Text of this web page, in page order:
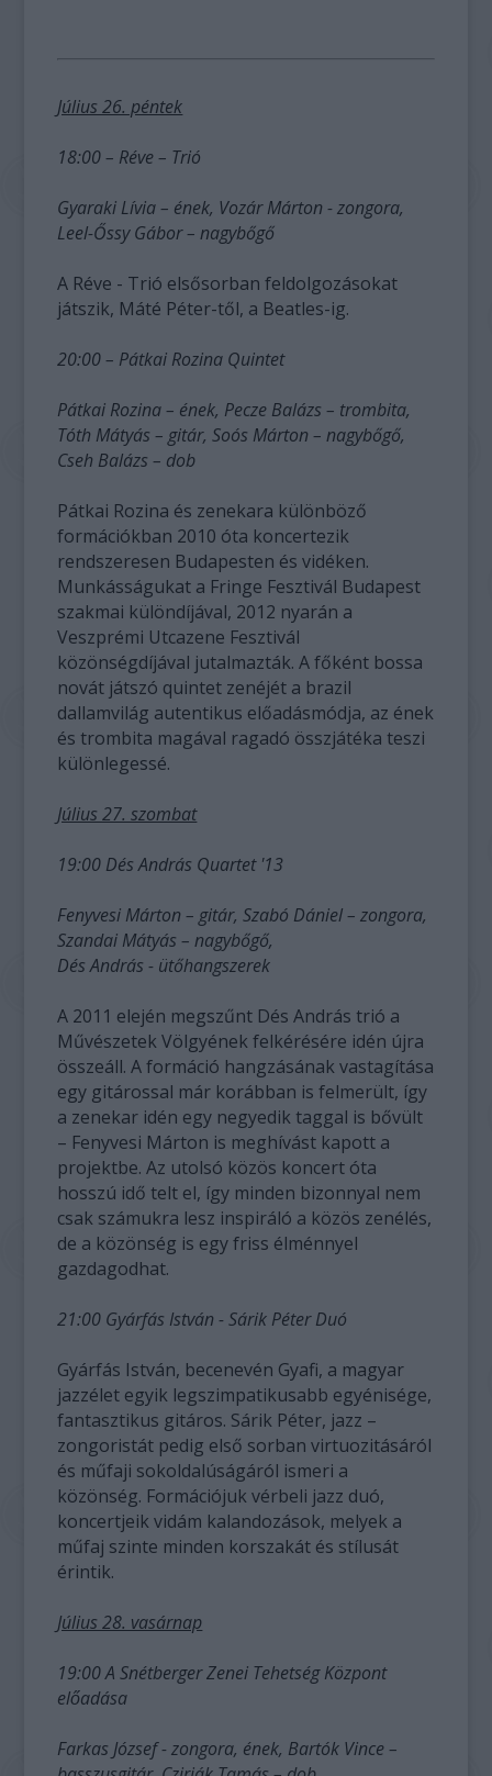
Július 26. péntek
18:00 – Réve – Trió
Gyaraki Lívia – ének, Vozár Márton - zongora,
Leel-Őssy Gábor – nagybőgő
A Réve - Trió elsősorban feldolgozásokat
játszik, Máté Péter-től, a Beatles-ig.
20:00 – Pátkai Rozina Quintet
Pátkai Rozina – ének, Pecze Balázs – trombita,
Tóth Mátyás – gitár, Soós Márton – nagybőgő,
Cseh Balázs – dob
Pátkai Rozina és zenekara különböző
formációkban 2010 óta koncertezik
rendszeresen Budapesten és vidéken.
Munkásságukat a Fringe Fesztivál Budapest
szakmai különdíjával, 2012 nyarán a
Veszprémi Utcazene Fesztivál
közönségdíjával jutalmazták. A főként bossa
novát játszó quintet zenéjét a brazil
dallamvilág autentikus előadásmódja, az ének
és trombita magával ragadó összjátéka teszi
különlegessé.
Július 27. szombat
19:00 Dés András Quartet '13
Fenyvesi Márton – gitár, Szabó Dániel – zongora,
Szandai Mátyás – nagybőgő,
Dés András - ütőhangszerek
A 2011 elején megszűnt Dés András trió a
Művészetek Völgyének felkérésére idén újra
összeáll. A formáció hangzásának vastagítása
egy gitárossal már korábban is felmerült, így
a zenekar idén egy negyedik taggal is bővült
– Fenyvesi Márton is meghívást kapott a
projektbe. Az utolsó közös koncert óta
hosszú idő telt el, így minden bizonnyal nem
csak számukra lesz inspiráló a közös zenélés,
de a közönség is egy friss élménnyel
gazdagodhat.
21:00 Gyárfás István - Sárik Péter Duó
Gyárfás István, becenevén Gyafi, a magyar
jazzélet egyik legszimpatikusabb egyénisége,
fantasztikus gitáros. Sárik Péter, jazz –
zongoristát pedig első sorban virtuozitásáról
és műfaji sokoldalúságáról ismeri a
közönség. Formációjuk vérbeli jazz duó,
koncertjeik vidám kalandozások, melyek a
műfaj szinte minden korszakát és stílusát
érintik.
Július 28. vasárnap
19:00 A Snétberger Zenei Tehetség Központ
előadása
Farkas József - zongora, ének, Bartók Vince –